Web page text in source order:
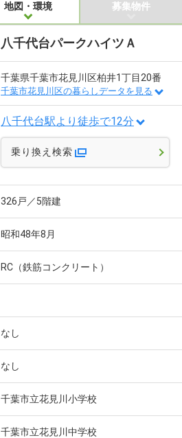
地図・環境 募集物件
八千代台パークハイツＡ
千葉県千葉市花見川区柏井1丁目20番
千葉市花見川区の暮らしデータを見る
八千代台駅より徒歩で12分
乗り換え検索
326戸／5階建
昭和48年8月
RC（鉄筋コンクリート）
なし
なし
千葉市立花見川小学校
千葉市立花見川中学校